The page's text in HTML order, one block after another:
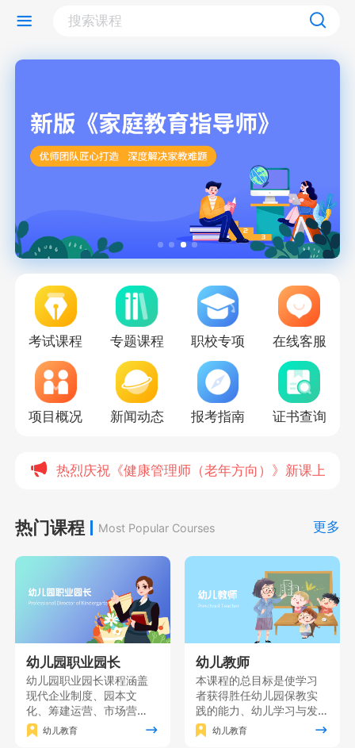
考试课程 专题课程 职校专项 在线客服
项目概况 新闻动态 报考指南 证书查询
热烈庆祝《健康管理师（老年方向）》新课上线
热门课程 Most Popular Courses 更多
幼儿园职业园长
幼儿园职业园长课程涵盖
现代企业制度、园本文
化、筹建运营、市场营
销、园长职业素质、课程
创新及资源分析等关键知
幼儿教育
幼儿教师
本课程的总目标是使学习
者获得胜任幼儿园保教实
践的能力、幼儿学习与发
展的研究能力自我发展的
能力，并树立“师德为先、
幼儿教育